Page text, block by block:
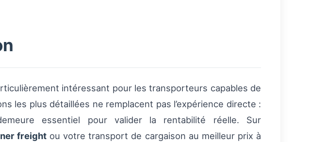
intéressant pour les transporteurs capables de
les plus détaillées ne remplacent pas l’expérience directe :
essentiel pour valider la rentabilité réelle. Sur
freightou votre transport de cargaison au meilleur prix à